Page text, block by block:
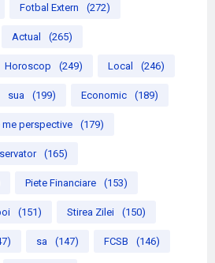
Fotbal Extern (272)
Actual (265)
Horoscop (249) Local (246)
sua (199) Economic (189)
me perspective (179)
(165)
Piete Financiare (153)
(151) Stirea Zilei (150)
sa (147) FCSB (146)